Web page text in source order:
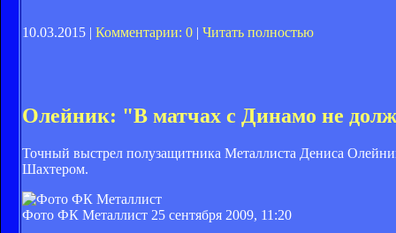
10.03.2015 | Комментарии: 0 | Читать полностью
Олейник: "В матчах с Динамо не
Точный выстрел полузащитника Металлиста Дениса
Шахтером.
Фото ФК Металлист 25 сентября 2009, 11:20